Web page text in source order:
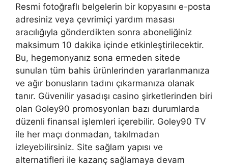
Resmi fotoğraflı belgelerin bir kopyasını e-posta
adresiniz veya çevrimiçi yardım masası
aracılığıyla gönderdikten sonra aboneliğiniz
maksimum 10 dakika içinde etkinleştirilecektir.
Bu, hegemonyanız sona ermeden sitede
sunulan tüm bahis ürünlerinden yararlanmanıza
ve ağır bonusların tadını çıkarmanıza olanak
tanır. Güvenilir yasadışı casino şirketlerinden biri
olan Goley90 promosyonları bazı durumlarda
düzenli finansal işlemleri içerebilir. Goley90 TV
ile her maçı donmadan, takılmadan
izleyebilirsiniz. Site sağlam yapısı ve
alternatifleri ile kazanç sağlamaya devam